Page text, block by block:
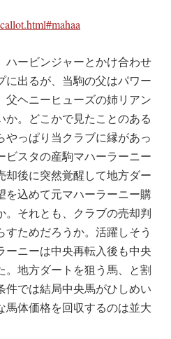
ービンジャーとかけ合わせ
に出るが、当駒の父はパワー
父ヘニーヒューズの姉リアン
か。どこかで見たことのある
やっぱり当クラブに縁があっ
ビスタの産駒マハーラーニー
却後に突然覚醒して地方ダー
を込めて元マハーラーニー購
。それとも、クラブの売却判
ためだろうか。活躍しそう
ーニーは中央再転入後も中央
。地方ダートを狙う馬、と割
件では結局中央馬がひしめい
馬体価格を回収するのは並大